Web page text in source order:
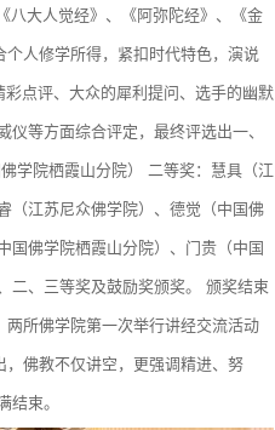
八大人觉经》、《阿弥陀经》、《金
人修学所得，紧扣时代特色，演说
点评、大众的犀利提问、选手的幽默
等方面综合评定，最终评选出一、
学院栖霞山分院） 二等奖：慧具（江
（江苏尼众佛学院）、德觉（中国佛
国佛学院栖霞山分院）、门贵（中国
二、三等奖及鼓励奖颁奖。 颁奖结束
所佛学院第一次举行讲经交流活动
佛教不仅讲空，更强调精进、努
束。